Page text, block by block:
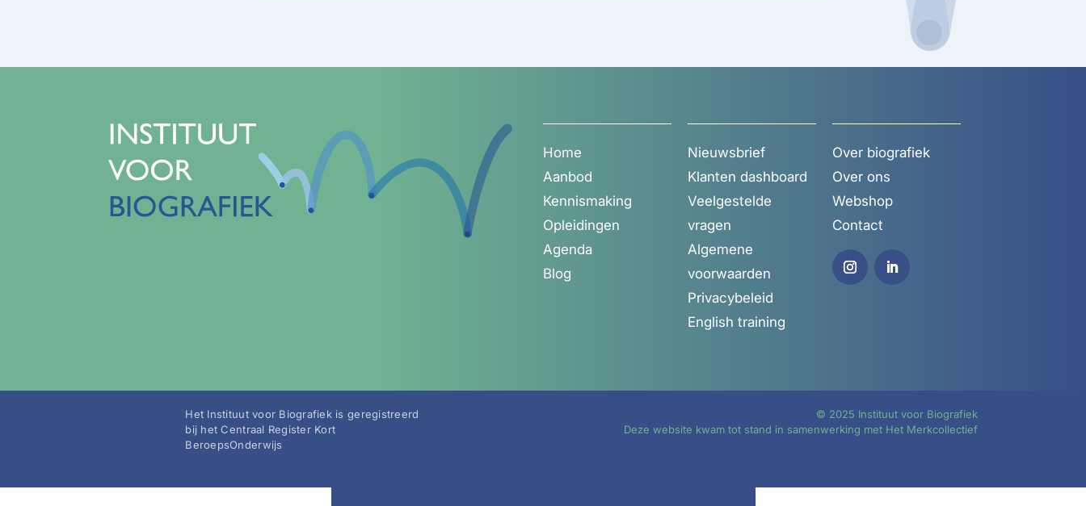
Home
Aanbod
Kennismaking
Opleidingen
Agenda
Blog
Nieuwsbrief
Klanten dashboard
Veelgestelde
vragen
Algemene
voorwaarden
Privacybeleid
English training
Over biografiek
Over ons
Webshop
Contact
Het Instituut voor Biografiek is geregistreerd
bij het Centraal Register Kort
BeroepsOnderwijs
© 2025 Instituut voor Biografiek
Deze website kwam tot stand in samenwerking met Het Merkcollectief